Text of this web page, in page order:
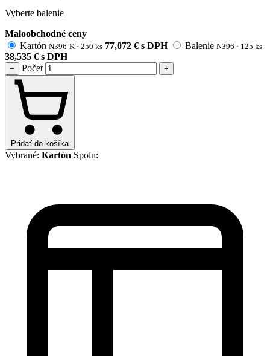
Vyberte balenie
Maloobchodné ceny
Kartón N396-K · 250 ks 77,072 € s DPH Balenie N396 · 125 ks
38,535 € s DPH
− Počet +
Pridať do košíka
Vybrané: Kartón Spolu: